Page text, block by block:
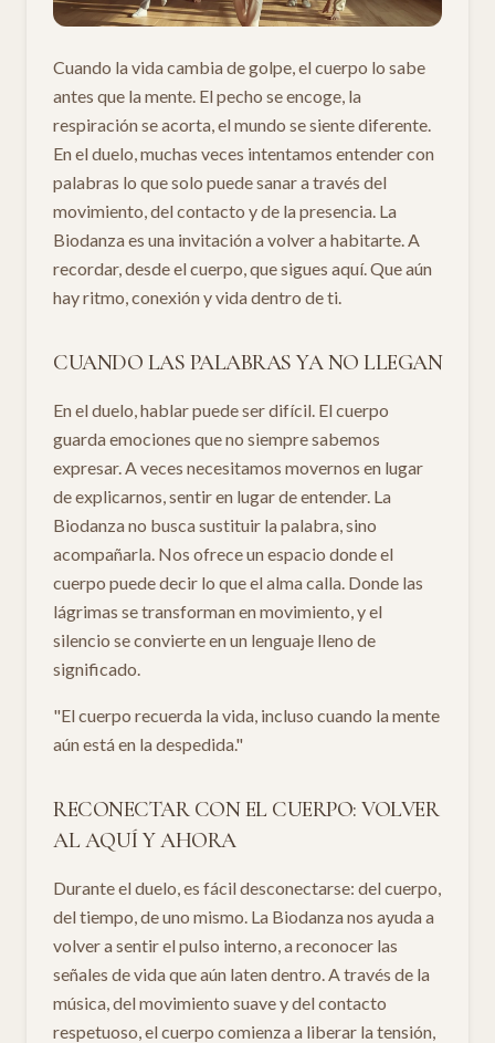
Cuando la vida cambia de golpe, el cuerpo lo sabe
antes que la mente. El pecho se encoge, la
respiración se acorta, el mundo se siente diferente.
En el duelo, muchas veces intentamos entender con
palabras lo que solo puede sanar a través del
movimiento, del contacto y de la presencia. La
Biodanza es una invitación a volver a habitarte. A
recordar, desde el cuerpo, que sigues aquí. Que aún
hay ritmo, conexión y vida dentro de ti.
CUANDO LAS PALABRAS YA NO LLEGAN
En el duelo, hablar puede ser difícil. El cuerpo
guarda emociones que no siempre sabemos
expresar. A veces necesitamos movernos en lugar
de explicarnos, sentir en lugar de entender. La
Biodanza no busca sustituir la palabra, sino
acompañarla. Nos ofrece un espacio donde el
cuerpo puede decir lo que el alma calla. Donde las
lágrimas se transforman en movimiento, y el
silencio se convierte en un lenguaje lleno de
significado.
"El cuerpo recuerda la vida, incluso cuando la mente
aún está en la despedida."
RECONECTAR CON EL CUERPO: VOLVER
AL AQUÍ Y AHORA
Durante el duelo, es fácil desconectarse: del cuerpo,
del tiempo, de uno mismo. La Biodanza nos ayuda a
volver a sentir el pulso interno, a reconocer las
señales de vida que aún laten dentro. A través de la
música, del movimiento suave y del contacto
respetuoso, el cuerpo comienza a liberar la tensión,